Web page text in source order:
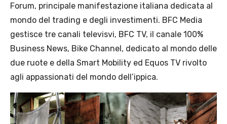
Forum, principale manifestazione italiana dedicata al
mondo del trading e degli investimenti. BFC Media
gestisce tre canali televisvi, BFC TV, il canale 100%
Business News, Bike Channel, dedicato al mondo delle
due ruote e della Smart Mobility ed Equos TV rivolto
agli appassionati del mondo dell’ippica.